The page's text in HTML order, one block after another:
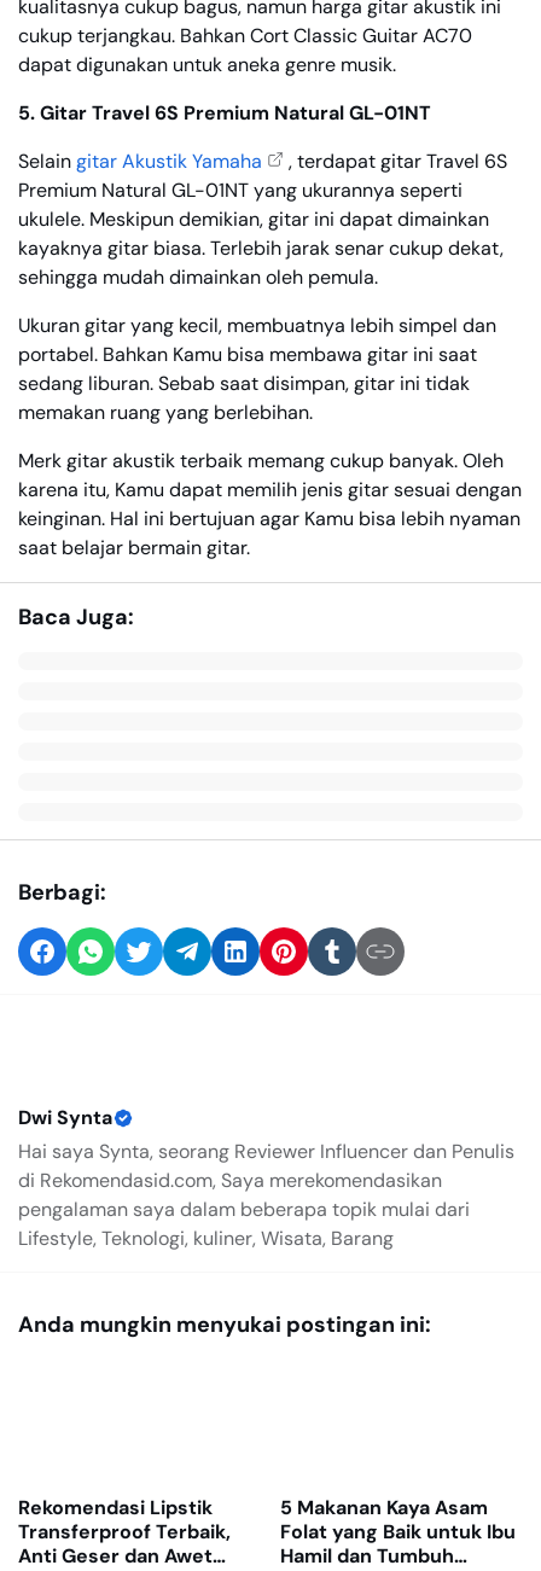
kualitasnya cukup bagus, namun harga gitar akustik ini
cukup terjangkau. Bahkan Cort Classic Guitar AC70
dapat digunakan untuk aneka genre musik.
5. Gitar Travel 6S Premium Natural GL-01NT
Selaingitar Akustik Yamaha
, terdapat gitar Travel 6S
Premium Natural GL-01NT yang ukurannya seperti
ukulele. Meskipun demikian, gitar ini dapat dimainkan
kayaknya gitar biasa. Terlebih jarak senar cukup dekat,
sehingga mudah dimainkan oleh pemula.
Ukuran gitar yang kecil, membuatnya lebih simpel dan
portabel. Bahkan Kamu bisa membawa gitar ini saat
sedang liburan. Sebab saat disimpan, gitar ini tidak
memakan ruang yang berlebihan.
Merk gitar akustik terbaik memang cukup banyak. Oleh
karena itu, Kamu dapat memilih jenis gitar sesuai dengan
keinginan. Hal ini bertujuan agar Kamu bisa lebih nyaman
saat belajar bermain gitar.
Baca Juga:
Berbagi:
Dwi Synta
Hai saya Synta, seorang Reviewer Influencer dan Penulis
di Rekomendasid.com, Saya merekomendasikan
pengalaman saya dalam beberapa topik mulai dari
Lifestyle, Teknologi, kuliner, Wisata, Barang
Anda mungkin menyukai postingan ini:
Rekomendasi Lipstik
Transferproof Terbaik,
Anti Geser dan Awet
5 Makanan Kaya Asam
Folat yang Baik untuk Ibu
Hamil dan Tumbuh